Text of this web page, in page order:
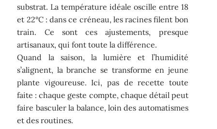
substrat. La température idéale oscille entre 18
et 22°C : dans ce créneau, les racines filent bon
train. Ce sont ces ajustements, presque
artisanaux, qui font toute la différence.
Quand la saison, la lumière et l’humidité
s’alignent, la branche se transforme en jeune
plante vigoureuse. Ici, pas de recette toute
faite : chaque geste compte, chaque détail peut
faire basculer la balance, loin des automatismes
et des routines.